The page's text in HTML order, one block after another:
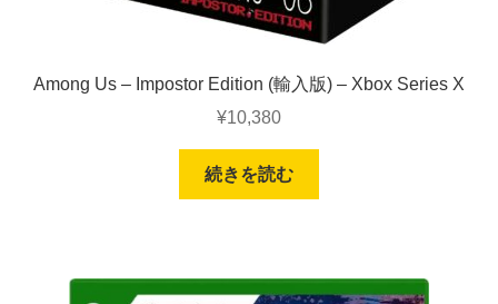
Among Us – Impostor Edition (輸入版) – Xbox Series X
¥10,380
続きを読む